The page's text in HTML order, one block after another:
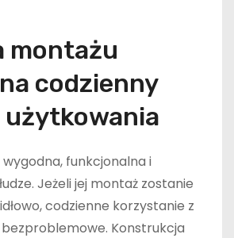
montażu
codzienny
funkcjonalna i
Jeżeli jej montaż zostanie
codzienne korzystanie z
bezproblemowe. Konstrukcja